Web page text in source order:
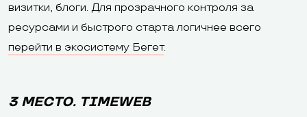
визитки, блоги. Для прозрачного контроля за
ресурсами и быстрого старта логичнее всего
перейти в экосистему Бегет.
3 МЕСТО. TIMEWEB